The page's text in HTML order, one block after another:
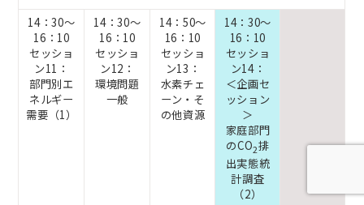
14：30～
16：10
セッショ
ン11：
部門別エ
ネルギー
需要（1）
14：30～
16：10
セッショ
ン12：
環境問題
一般
14：50～
16：10
セッショ
ン13：
水素チェ
ーン・ そ
の他資源
14：30～
16：10
セッショ
ン14：
＜企画セ
ッション
＞
家庭部門
のCO2排
出実態統
計調査
（2）